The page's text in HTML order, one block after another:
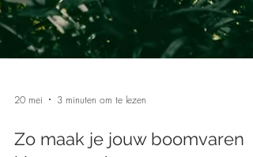
20 mei 3 minuten om te lezen